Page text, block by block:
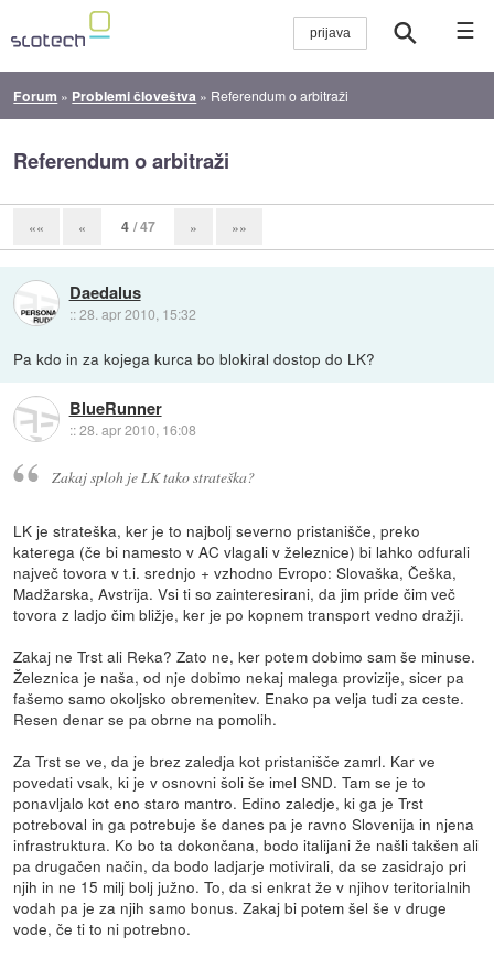
☰
Forum » Problemi človeštva » Referendum o arbitraži
Referendum o arbitraži
«« « 4 / 47 » »»
Daedalus
::28. apr 2010, 15:32
Pa kdo in za kojega kurca bo blokiral dostop do LK?
BlueRunner
::28. apr 2010, 16:08
Zakaj sploh je LK tako strateška?
LK je strateška, ker je to najbolj severno pristanišče, preko
katerega (če bi namesto v AC vlagali v železnice) bi lahko odfurali
največ tovora v t.i. srednjo + vzhodno Evropo: Slovaška, Češka,
Madžarska, Avstrija. Vsi ti so zainteresirani, da jim pride čim več
tovora z ladjo čim bližje, ker je po kopnem transport vedno dražji.
Zakaj ne Trst ali Reka? Zato ne, ker potem dobimo sam še minuse.
Železnica je naša, od nje dobimo nekaj malega provizije, sicer pa
fašemo samo okoljsko obremenitev. Enako pa velja tudi za ceste.
Resen denar se pa obrne na pomolih.
Za Trst se ve, da je brez zaledja kot pristanišče zamrl. Kar ve
povedati vsak, ki je v osnovni šoli še imel SND. Tam se je to
ponavljalo kot eno staro mantro. Edino zaledje, ki ga je Trst
potreboval in ga potrebuje še danes pa je ravno Slovenija in njena
infrastruktura. Ko bo ta dokončana, bodo italijani že našli takšen ali
pa drugačen način, da bodo ladjarje motivirali, da se zasidrajo pri
njih in ne 15 milj bolj južno. To, da si enkrat že v njihov teritorialnih
vodah pa je za njih samo bonus. Zakaj bi potem šel še v druge
vode, če ti to ni potrebno.